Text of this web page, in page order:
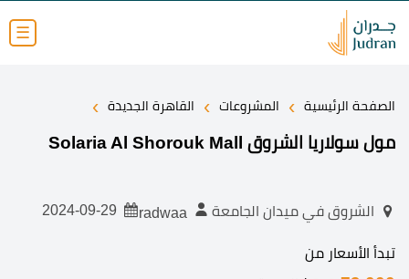
☰
الصفحة الرئيسية › المشروعات › القاهرة الجديدة ›
مول سولاريا الشروق Solaria Al Shorouk Mall
الشروق في ميدان الجامعة
تبدأ الأسعار من